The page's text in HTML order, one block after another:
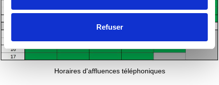
Refuser
Horaires d'affluences téléphoniques